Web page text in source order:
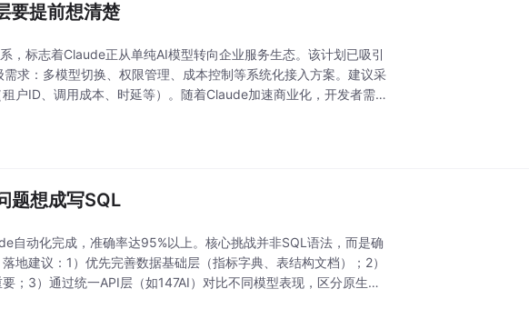
要提前想清楚
标志着Claude正从单纯AI模型转向企业服务生态。该计划已吸引
求：多模型切换、权限管理、成本控制等系统化接入方案。建议采
户ID、调用成本、时延等）。随着Claude加速商业化，开发者需提
题想成写SQL
自动化完成，准确率达95%以上。核心挑战并非SQL语法，而是确
地建议：1）优先完善数据基础层（指标字典、表结构文档）；2）
；3）通过统一API层（如147AI）对比不同模型表现，区分原生接